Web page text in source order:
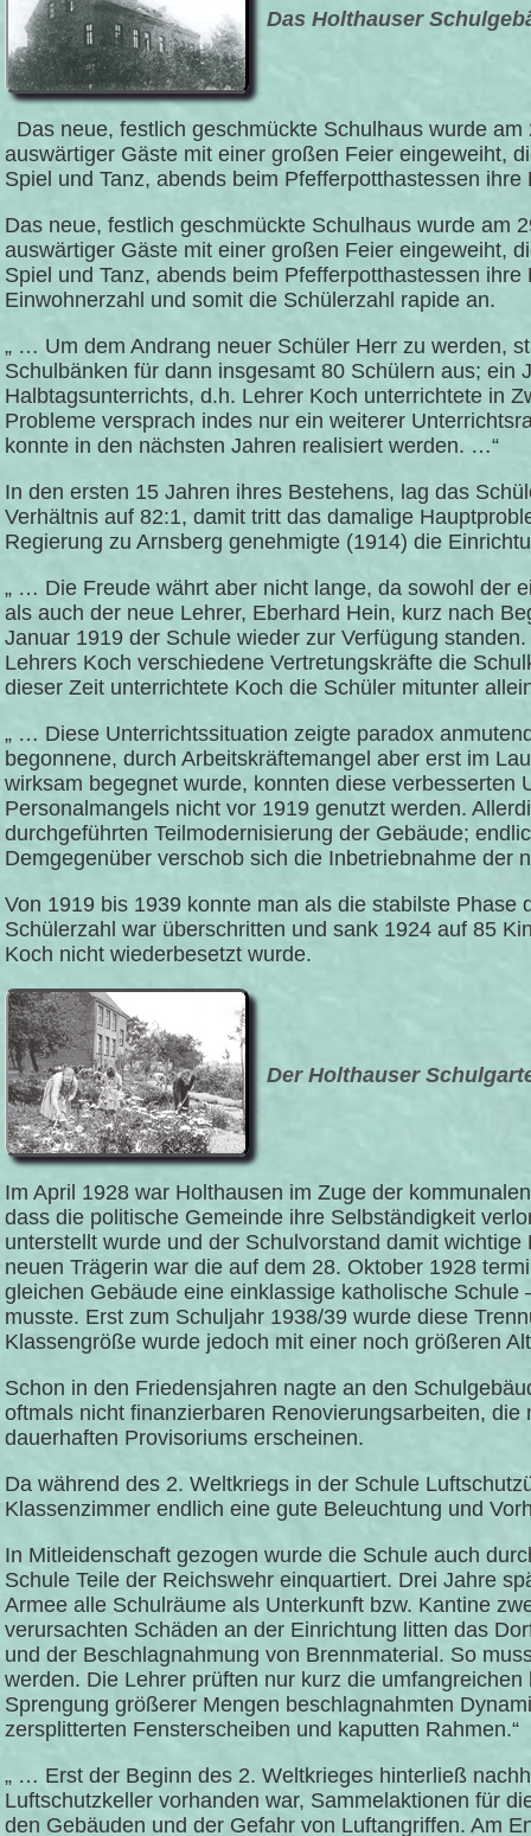
Das Holthauser
Das neue, festlich geschmückte Schulhaus wurde
auswärtiger Gäste mit einer großen Feier eingeweiht,
Spiel und Tanz, abends beim Pfefferpotthastessen ihre
Das neue, festlich geschmückte Schulhaus wurde am
auswärtiger Gäste mit einer großen Feier eingeweiht,
Spiel und Tanz, abends beim Pfefferpotthastessen
Einwohnerzahl und somit die Schülerzahl rapide an.
„ … Um dem Andrang neuer Schüler Herr zu werden,
Schulbänken für dann insgesamt 80 Schülern aus;
Halbtagsunterrichts, d.h. Lehrer Koch unterrichtete in
Probleme versprach indes nur ein weiterer
konnte in den nächsten Jahren realisiert werden. …“
In den ersten 15 Jahren ihres Bestehens, lag das
Verhältnis auf 82:1, damit tritt das damalige
Regierung zu Arnsberg genehmigte (1914) die
„ … Die Freude währt aber nicht lange, da sowohl der
als auch der neue Lehrer, Eberhard Hein, kurz nach
Januar 1919 der Schule wieder zur Verfügung
Lehrers Koch verschiedene Vertretungskräfte die
dieser Zeit unterrichtete Koch die Schüler mitunter
„ … Diese Unterrichtssituation zeigte paradox
begonnene, durch Arbeitskräftemangel aber erst im
wirksam begegnet wurde, konnten diese
Personalmangels nicht vor 1919 genutzt werden.
durchgeführten Teilmodernisierung der Gebäude;
Demgegenüber verschob sich die Inbetriebnahme der
Von 1919 bis 1939 konnte man als die stabilste
Schülerzahl war überschritten und sank 1924 auf 85
Koch nicht wiederbesetzt wurde.
Der Holthauser
Im April 1928 war Holthausen im Zuge der
dass die politische Gemeinde ihre Selbständigkeit
unterstellt wurde und der Schulvorstand damit
neuen Trägerin war die auf dem 28. Oktober 1928
gleichen Gebäude eine einklassige katholische
musste. Erst zum Schuljahr 1938/39 wurde diese
Klassengröße wurde jedoch mit einer noch größeren
Schon in den Friedensjahren nagte an den
oftmals nicht finanzierbaren Renovierungsarbeiten,
dauerhaften Provisoriums erscheinen.
Da während des 2. Weltkriegs in der Schule
Klassenzimmer endlich eine gute Beleuchtung und
In Mitleidenschaft gezogen wurde die Schule auch
Schule Teile der Reichswehr einquartiert. Drei Jahre
Armee alle Schulräume als Unterkunft bzw. Kantine
verursachten Schäden an der Einrichtung litten das
und der Beschlagnahmung von Brennmaterial. So
werden. Die Lehrer prüften nur kurz die
Sprengung größerer Mengen beschlagnahmten
zersplitterten Fensterscheiben und kaputten Rahmen.“
„ … Erst der Beginn des 2. Weltkrieges hinterließ
Luftschutzkeller vorhanden war, Sammelaktionen für
den Gebäuden und der Gefahr von Luftangriffen. Am